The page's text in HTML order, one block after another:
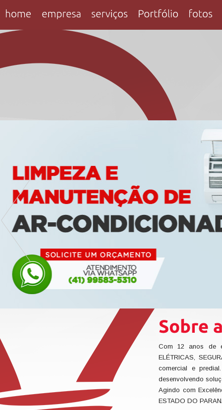
Com 12 anos de
ELÉTRICAS,
comercial e
desenvolvendo
Agindo com
ESTADO DO